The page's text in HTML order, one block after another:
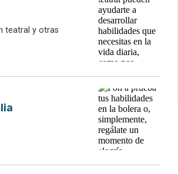
teatral y otras